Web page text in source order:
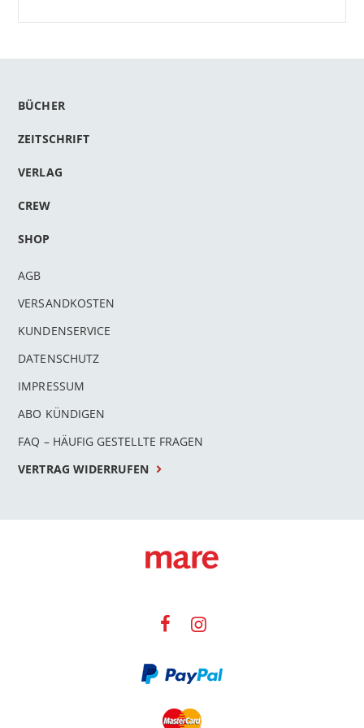
BÜCHER
ZEITSCHRIFT
VERLAG
CREW
SHOP
AGB
VERSANDKOSTEN
KUNDENSERVICE
DATENSCHUTZ
IMPRESSUM
ABO KÜNDIGEN
FAQ – HÄUFIG GESTELLTE FRAGEN
VERTRAG WIDERRUFEN